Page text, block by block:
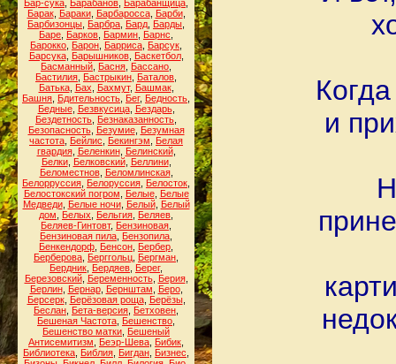
Бар-сука Барабанов Барабанщица
Барак, Бараки, Барбаросса, Барби,
Барбизонцы Барбра Бард Барды
Баре Барков Бармин Барнс
Барокко Барон Барриса Барсук
Барсука, Барышников, Баскетбол,
Басманный Басня Бассано
Бастилия Бастрыкин Баталов
Батька, Бах Бахмут, Башмак,
Башня Бдительность Бег, Бедность
Бедные, Безвкусица, Бездарь,
Бездетность Безнаказанность
Безопасность, Безумие, Безумная
частота Бейлис Бекингэм
Белая
гвардия, Беленкин, Белинский,
Белки, Белковский, Беллини,
Беломестнов, Беломлинская,
Белорруссия Белоруссия Белосток
Белостокский погром
Белые, Белые
Медведи, Белые ночи, Белый, Белый
дом
Белых Бельгия Беляев
Беляев-Гинтовт, Бензиновая
Бензиновая пила Бензопила
Бенкендорф Бенсон Бербер
Берберова Берггольц Бергман
Бердник Бердяев Берег,
Березовский, Беременность, Берия,
Берлин, Бернар, Бернштам Беро,
Берсерк, Берёзовая роща, Берёзы,
Беслан Бета-версия Бетховен
Бешеная Частота Бешенство
Бешенство матки Бешеный
Антисемитизм
Беэр-Шева Бибик
Библиотека Библия Бигдан Бизнес
и